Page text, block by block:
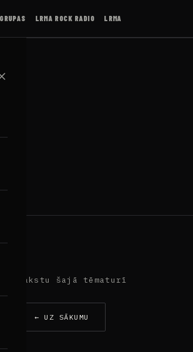
GRUPAS LRMA ROCK RADIO LRMA
✕
Nav rakstu šajā tēmaturī
← UZ SĀKUMU